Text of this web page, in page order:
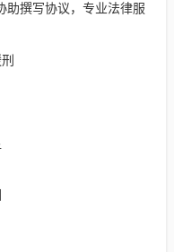
助撰写协议，专业法律服